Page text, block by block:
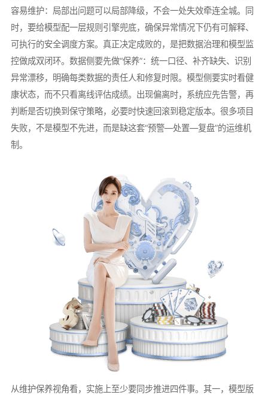
容易维护：局部出问题可以局部降级，不会一处失效牵连全城。同
时，要给模型配一层规则引擎兜底，确保异常情况下仍有可解释、
可执行的安全调度方案。真正决定成败的，是把数据治理和模型监
控做成双闭环。数据侧要先做“保养”：统一口径、补齐缺失、识别
异常漂移，明确每类数据的责任人和修复时限。模型侧要实时看健
康状态，而不只看离线评估成绩。出现偏离时，系统应先告警，再
判断是否切换到保守策略，必要时快速回滚到稳定版本。很多项目
失败，不是模型不先进，而是缺这套“预警—处置—复盘”的运维机
制。
从维护保养视角看，实施上至少要同步推进四件事。其一，模型版